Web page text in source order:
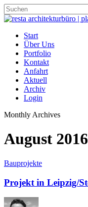
Start
Über Uns
Portfolio
Kontakt
Anfahrt
Aktuell
Archiv
Login
Monthly Archives
August 2016
Bauprojekte
Projekt in Leipzig/